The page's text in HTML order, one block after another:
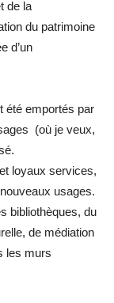
de la
du patrimoine
d’un
été emportés par
(où je veux,
loyaux services,
usages.
bibliothèques, du
de médiation
les murs